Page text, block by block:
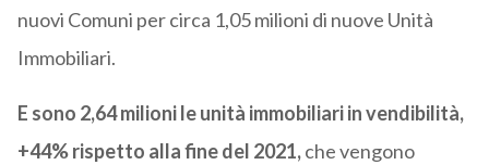
nuovi Comuni per circa 1,05 milioni di nuove Unità
Immobiliari.
E sono 2,64 milioni le unità immobiliari in vendibilità,
+44% rispetto alla fine del 2021,che vengono